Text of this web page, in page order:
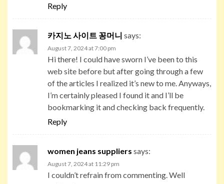
Reply
카지노 사이트 꽁머니 says:
August 7, 2024 at 7:00 pm
Hi there! I could have sworn I’ve been to this
web site before but after going through a few
of the articles I realized it’s new to me. Anyways,
I’m certainly pleased I found it and I’ll be
bookmarking it and checking back frequently.
Reply
women jeans suppliers says:
August 7, 2024 at 11:29 pm
I couldn’t refrain from commenting. Well